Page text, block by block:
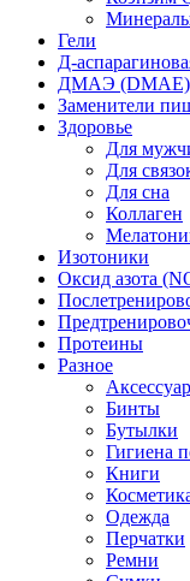
Гели
Д-
ДМАЭ (DMAE)
Заменители
Здоровье
Для
Для
Для сна
Коллаген
Изотоники
Оксид азота
Протеины
Разное
Бинты
Бутылки
Гигиена
Книги
Одежда
Перчатки
Ремни